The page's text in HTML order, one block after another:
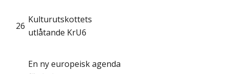
26
Kulturutskottets
utlåtande KrU6
En ny europeisk agenda